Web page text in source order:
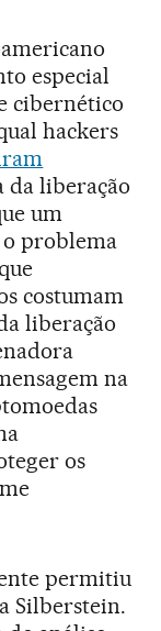
especial
cibernético
hackers
da liberação
um
o problema
costumam
liberação
na
os
permitiu
Silberstein.